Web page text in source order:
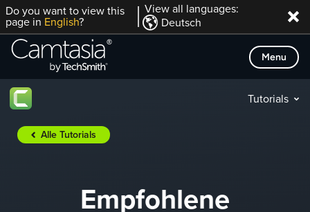
Direkt
zum
Inhalt
Do you want to view this
page in English?
View all languages:
Deutsch
Menu
Tutorials
Alle Tutorials
Empfohlene